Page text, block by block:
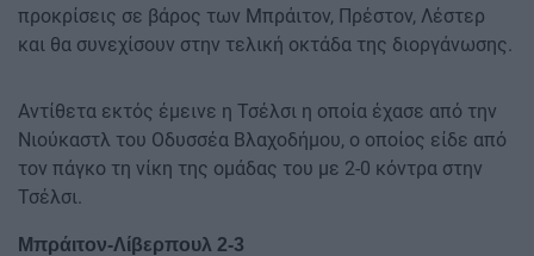
προκρίσεις σε βάρος των Μπράιτον, Πρέστον, Λέστερ
και θα συνεχίσουν στην τελική οκτάδα της διοργάνωσης.
Αντίθετα εκτός έμεινε η Τσέλσι η οποία έχασε από την
Νιούκαστλ του Οδυσσέα Βλαχοδήμου, ο οποίος είδε από
τον πάγκο τη νίκη της ομάδας του με 2-0 κόντρα στην
Τσέλσι.
Μπράιτον-Λίβερπουλ 2-3